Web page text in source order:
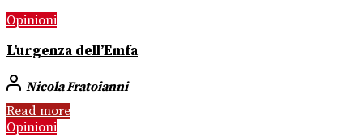
Opinioni
L’urgenza dell’Emfa
Nicola Fratoianni
Read more
Opinioni